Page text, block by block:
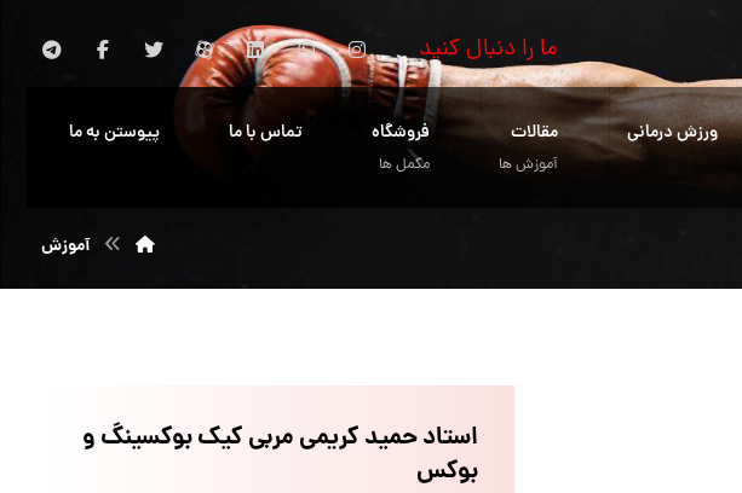
ما را دنبال کنید
ورزش درمانی مقالات
آموزش ها
فروشگاه
مکمل ها
تماس با ما پیوستن به ما
آموزش
استاد حمید کریمی مربی کیک بوکسینگ و
بوکس